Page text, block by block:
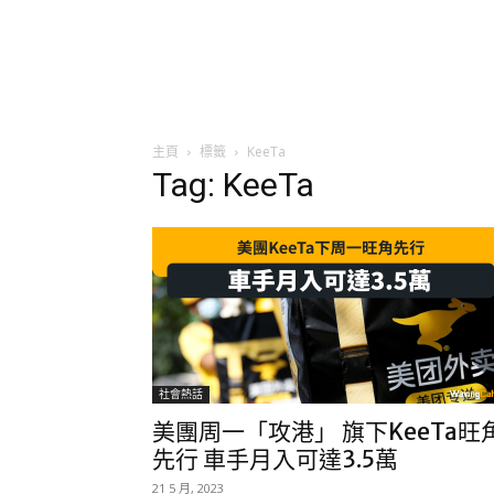
主頁 標籤 KeeTa
Tag: KeeTa
社會熱話
美團周一「攻港」 旗下KeeTa旺
先行 車手月入可達3.5萬
21 5 月, 2023